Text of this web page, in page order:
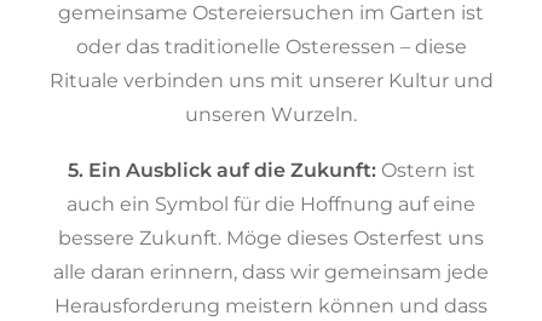
gemeinsame Ostereiersuchen im Garten ist
oder das traditionelle Osteressen – diese
Rituale verbinden uns mit unserer Kultur und
unseren Wurzeln.
5. Ein Ausblick auf die Zukunft:Ostern ist
auch ein Symbol für die Hoffnung auf eine
bessere Zukunft. Möge dieses Osterfest uns
alle daran erinnern, dass wir gemeinsam jede
Herausforderung meistern können und dass